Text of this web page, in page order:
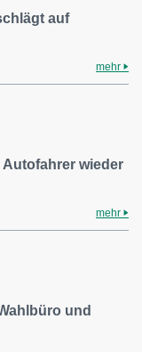
auf
mehr
Autofahrer wieder
mehr
und